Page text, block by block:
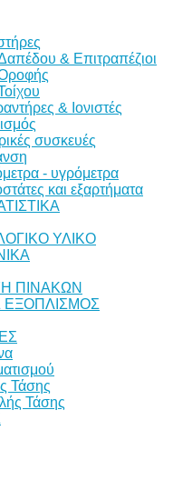
& Επιτραπέζιοι
& Ιονιστές
συσκευές
- υγρόμετρα
και εξαρτήματα
ΥΛΙΚΟ
ΠΙΝΑΚΩΝ
ΕΞΟΠΛΙΣΜΟΣ
Τάσης
Τάσης